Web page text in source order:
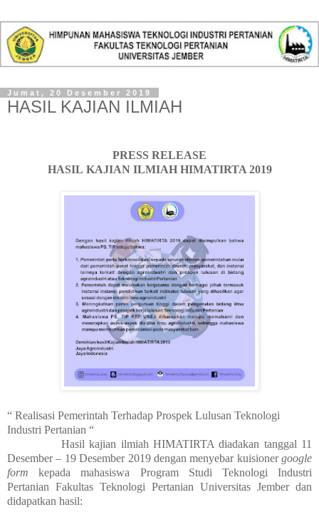
Jumat, 20 Desember 2019
HASIL KAJIAN ILMIAH
PRESS RELEASE
HASIL KAJIAN ILMIAH HIMATIRTA 2019
“ Realisasi Pemerintah Terhadap Prospek Lulusan Teknologi
Industri Pertanian “
Hasil kajian ilmiah HIMATIRTA diadakan tanggal 11
Desember – 19 Desember 2019 dengan menyebar kuisionergoogle
form kepada mahasiswa Program Studi Teknologi Industri
Pertanian Fakultas Teknologi Pertanian Universitas Jember dan
didapatkan hasil: